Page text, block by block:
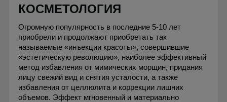
КОСМЕТОЛОГИЯ
Огромную популярность в последние 5-10 лет
приобрели и продолжают приобретать так
называемые «инъекции красоты», совершившие
«эстетическую революцию», наиболее эффективный
метод избавления от мимических морщин, придания
лицу свежий вид и снятия усталости, а также
избавления от целлюлита и коррекции лишних
объемов. Эффект мгновенный и материально